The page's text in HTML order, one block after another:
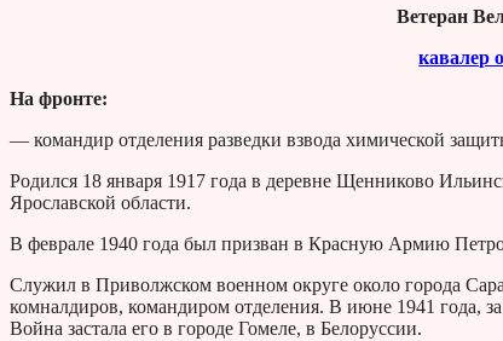
Ветеран
кавалер
На фронте:
— командир отделения разведки взвода химической
Родился 18 января 1917 года в деревне Щенниково
Ярославской области.
В феврале 1940 года был призван в Красную Армию
Служил в Приволжском военном округе около города
комналдиров, командиром отделения. В июне 1941 года,
Война застала его в городе Гомеле, в Белоруссии.